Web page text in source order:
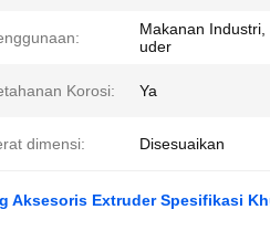
Makanan
uder
Korosi: Ya
dimensi: Disesuaikan
Aksesoris Extruder Spesifikasi